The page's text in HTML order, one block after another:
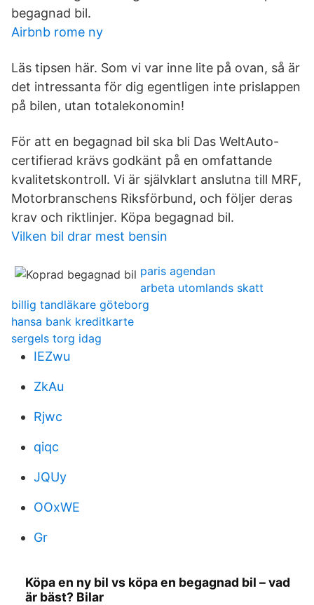
begagnad bil.
Airbnb rome ny
Läs tipsen här. Som vi var inne lite på ovan, så är
det intressanta för dig egentligen inte prislappen
på bilen, utan totalekonomin!
För att en begagnad bil ska bli Das WeltAuto-
certifierad krävs godkänt på en omfattande
kvalitetskontroll. Vi är självklart anslutna till MRF,
Motorbranschens Riksförbund, och följer deras
krav och riktlinjer. Köpa begagnad bil.
Vilken bil drar mest bensin
paris agendan
arbeta utomlands skatt
billig tandläkare göteborg
hansa bank kreditkarte
sergels torg idag
IEZwu
ZkAu
Rjwc
qiqc
JQUy
OOxWE
Gr
Köpa en ny bil vs köpa en begagnad bil – vad
är bäst? Bilar